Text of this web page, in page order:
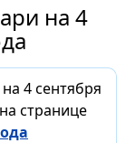
на 4
4 сентября
странице